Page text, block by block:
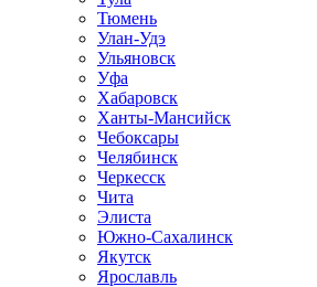
Тюмень
Улан-Удэ
Ульяновск
Уфа
Хабаровск
Ханты-Мансийск
Чебоксары
Челябинск
Черкесск
Чита
Элиста
Южно-Сахалинск
Якутск
Ярославль